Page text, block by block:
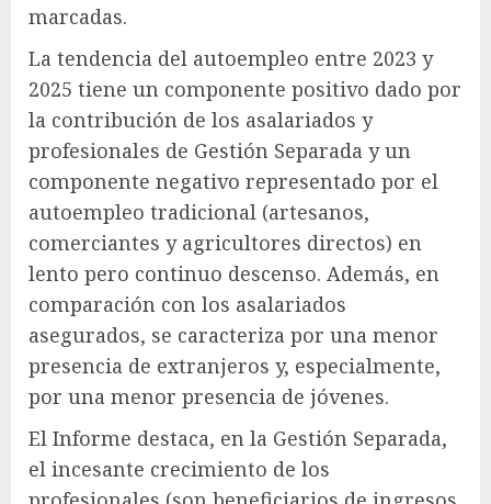
marcadas.
La tendencia del autoempleo entre 2023 y
2025 tiene un componente positivo dado por
la contribución de los asalariados y
profesionales de Gestión Separada y un
componente negativo representado por el
autoempleo tradicional (artesanos,
comerciantes y agricultores directos) en
lento pero continuo descenso. Además, en
comparación con los asalariados
asegurados, se caracteriza por una menor
presencia de extranjeros y, especialmente,
por una menor presencia de jóvenes.
El Informe destaca, en la Gestión Separada,
el incesante crecimiento de los